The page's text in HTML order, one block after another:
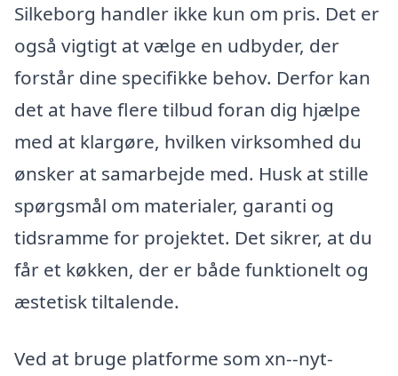
Silkeborg handler ikke kun om pris. Det er
også vigtigt at vælge en udbyder, der
forstår dine specifikke behov. Derfor kan
det at have flere tilbud foran dig hjælpe
med at klargøre, hvilken virksomhed du
ønsker at samarbejde med. Husk at stille
spørgsmål om materialer, garanti og
tidsramme for projektet. Det sikrer, at du
får et køkken, der er både funktionelt og
æstetisk tiltalende.
Ved at bruge platforme som xn--nyt-